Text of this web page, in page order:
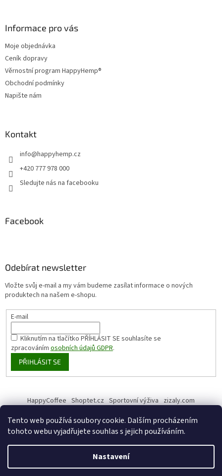
Tento web používá soubory cookie. Dalším procházením
tohoto webu vyjadřujete souhlas s jejich používáním.
Nastavení
Informace pro vás
Moje objednávka
Ceník dopravy
Věrnostní program HappyHemp®
Obchodní podmínky
Napište nám
Kontakt
info@happyhemp.cz
+420 777 978 000
Sledujte nás na facebooku
Facebook
Odebírat newsletter
Vložte svůj e-mail a my vám budeme zasílat informace o nových
produktech na našem e-shopu.
E-mail
Kliknutím na tlačítko PŘÍHLÁSIT SEsouhlasíte se
zpracovánímosobních údajů GDPR.
PŘIHLÁSIT SE
HappyCoffee Shoptet.cz Sportovní výživa zizaly.com